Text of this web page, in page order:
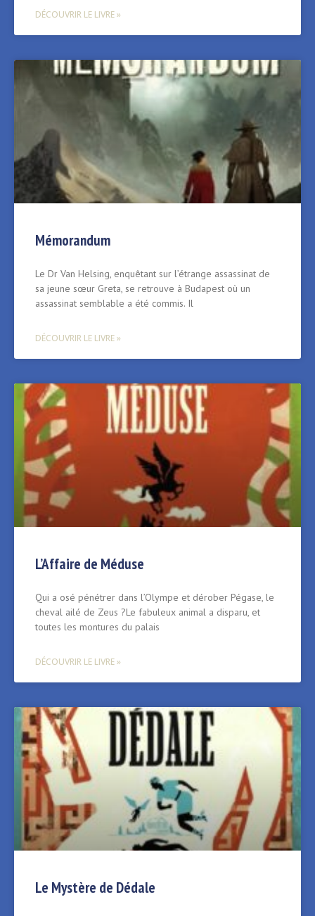
DÉCOUVRIR LE LIVRE »
Mémorandum
Le Dr Van Helsing, enquêtant sur l’étrange assassinat de
sa jeune sœur Greta, se retrouve à Budapest où un
assassinat semblable a été commis. Il
DÉCOUVRIR LE LIVRE »
L’Affaire de Méduse
Qui a osé pénétrer dans l’Olympe et dérober Pégase, le
cheval ailé de Zeus ?Le fabuleux animal a disparu, et
toutes les montures du palais
DÉCOUVRIR LE LIVRE »
Le Mystère de Dédale